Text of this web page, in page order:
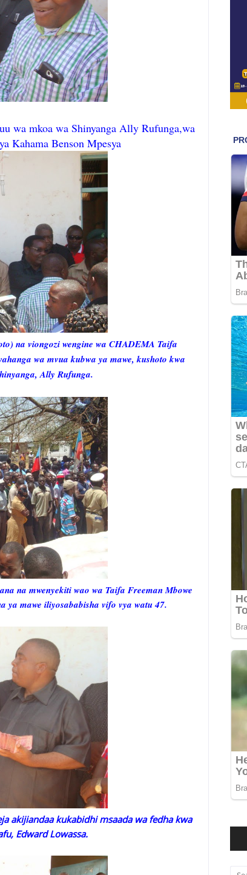
wa mkoa wa Shinyanga Ally Rufunga,wa
Kahama Benson Mpesya
na viongozi wengine wa CHADEMA Taifa
wa mvua kubwa ya mawe, kushoto kwa
Ally Rufunga.
na mwenyekiti wao wa Taifa Freeman Mbowe
ya mawe iliyosababisha vifo vya watu 47.
akijiandaa kukabidhi msaada wa fedha kwa
Edward Lowassa.